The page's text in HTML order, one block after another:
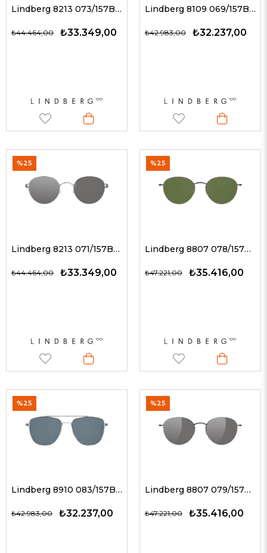
Lindberg 8213 073/157BL P10 / YEŞİL 49-21 G Unisex Güneş Gözlükleri
₺33.349,00
₺44.464,00
Lindberg 8109 069/157BL U9 / YEŞİL G Unisex Güneş Gözlükleri
₺32.237,00
₺42.983,00
Lindberg 8213 071/157BL P10 / FÜME AYNA 49-21 G Unisex Güneş Gözlükleri
₺33.349,00
₺44.464,00
%25
Lindberg 8807 078/157BL U9/U9 / YEŞİL 52-20 G Unisex Güneş Gözlükleri
₺35.416,00
₺47.221,00
%25
Lindberg 8910 083/157BL P10 / FÜME AYNA 55-19 G Unisex Güneş Gözlükleri
₺32.237,00
₺42.983,00
%25
Lindberg 8807 079/157BL U9/U9 / FÜME AYNA 52-20 G Unisex Güneş Gözlükleri
₺35.416,00
₺47.221,00
%25